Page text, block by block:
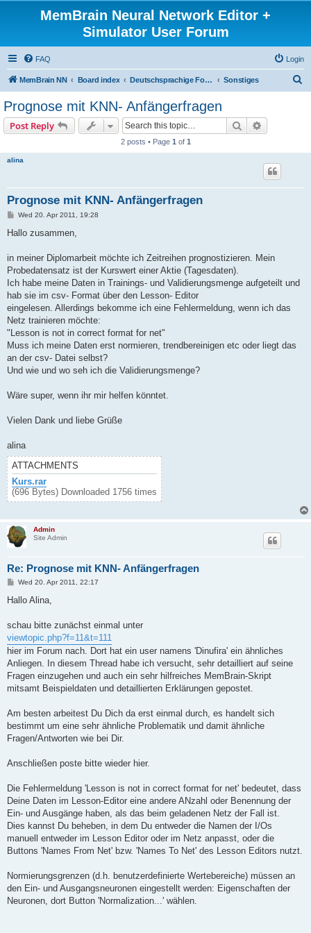
MemBrain Neural Network Editor +
Simulator User Forum
FAQ Login
MemBrain NN Board index Deutschsprachige Foren - forums in German Sonstiges
Prognose mit KNN- Anfängerfragen
Post Reply Search
2 posts • Page 1 of 1
alina
Prognose mit KNN- Anfängerfragen
P
s
Wed 20. Apr 2011, 19:28
Hallo zusammen,
in meiner Diplomarbeit möchte ich Zeitreihen prognostizieren. Mein
Probedatensatz ist der Kurswert einer Aktie (Tagesdaten).
Ich habe meine Daten in Trainings- und Validierungsmenge aufgeteilt und
hab sie im csv- Format über den Lesson- Editor
eingelesen. Allerdings bekomme ich eine Fehlermeldung, wenn ich das
Netz trainieren möchte:
"Lesson is not in correct format for net"
Muss ich meine Daten erst normieren, trendbereinigen etc oder liegt das
an der csv- Datei selbst?
Und wie und wo seh ich die Validierungsmenge?
Wäre super, wenn ihr mir helfen könntet.
Vielen Dank und liebe Grüße
alina
ATTACHMENTS
Kurs.rar
(696 Bytes) Downloaded 1756 times
Admin
Site Admin
Re: Prognose mit KNN- Anfängerfragen
P
s
Wed 20. Apr 2011, 22:17
Hallo Alina,
schau bitte zunächst einmal unter
viewtopic.php?f=11&t=111
hier im Forum nach. Dort hat ein user namens 'Dinufira' ein ähnliches
Anliegen. In diesem Thread habe ich versucht, sehr detailliert auf seine
Fragen einzugehen und auch ein sehr hilfreiches MemBrain-Skript
mitsamt Beispieldaten und detaillierten Erklärungen gepostet.
Am besten arbeitest Du Dich da erst einmal durch, es handelt sich
bestimmt um eine sehr ähnliche Problematik und damit ähnliche
Fragen/Antworten wie bei Dir.
Anschließen poste bitte wieder hier.
Die Fehlermeldung 'Lesson is not in correct format for net' bedeutet, dass
Deine Daten im Lesson-Editor eine andere ANzahl oder Benennung der
Ein- und Ausgänge haben, als das beim geladenen Netz der Fall ist.
Dies kannst Du beheben, in dem Du entweder die Namen der I/Os
manuell entweder im Lesson Editor oder im Netz anpasst, oder die
Buttons 'Names From Net' bzw. 'Names To Net' des Lesson Editors nutzt.
Normierungsgrenzen (d.h. benutzerdefinierte Wertebereiche) müssen an
den Ein- und Ausgangsneuronen eingestellt werden: Eigenschaften der
Neuronen, dort Button 'Normalization...' wählen.